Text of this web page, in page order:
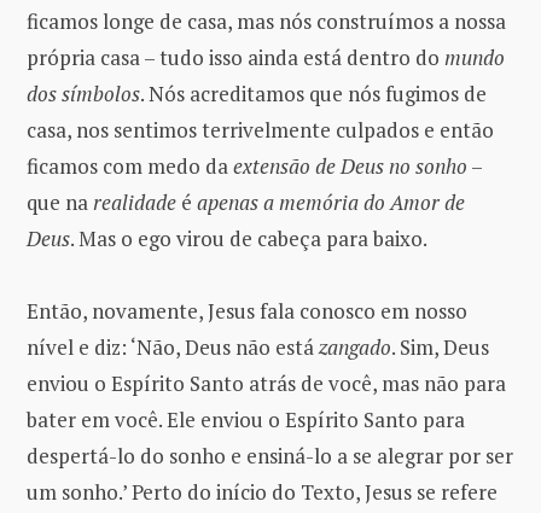
ficamos longe de casa, mas nós construímos a nossa
própria casa – tudo isso ainda está dentro do mundo
dos símbolos. Nós acreditamos que nós fugimos de
casa, nos sentimos terrivelmente culpados e então
ficamos com medo daextensão de Deus no sonho –
que narealidade é apenas a memória do Amor de
Deus. Mas o ego virou de cabeça para baixo.
Então, novamente, Jesus fala conosco em nosso
nível e diz: ‘Não, Deus não estázangado. Sim, Deus
enviou o Espírito Santo atrás de você, mas não para
bater em você. Ele enviou o Espírito Santo para
despertá-lo do sonho e ensiná-lo a se alegrar por ser
um sonho.’ Perto do início do Texto, Jesus se refere